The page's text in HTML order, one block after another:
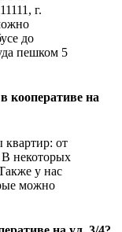
г.
до
пешком 5
кооперативе на
квартир: от
некоторых
у нас
можно